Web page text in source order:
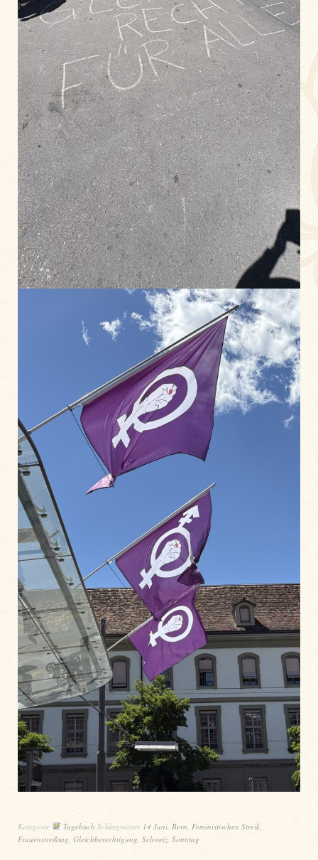
Kategorie Tagebuch Schlagwörter 14 Juni, Bern Feministischen Streik,
Frauenstreiktag Gleichberechtigung Schweiz Sonntag